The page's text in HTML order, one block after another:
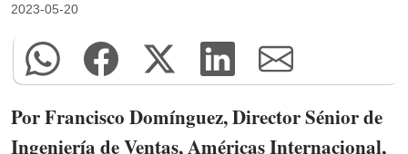
2023-05-20
Por Francisco Domínguez, Director Sénior de
Ingeniería de Ventas, Américas Internacional,